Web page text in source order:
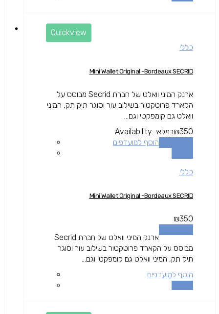
Quickview
כללי
Mini Wallet Original -Bordeaux SECRID
ארנק המיני וואלט של חברת Secrid מבוסס על
הקארד פרוטקטור בשילוב עור וסוגר תיק תק, המיני
וואלט גם קומפקטי וגם...
₪350
Availability: במלאי
הוסף למועדפים
כללי
Mini Wallet Original -Bordeaux SECRID
₪350
ארנק המיני וואלט של חברת Secrid
מבוסס על הקארד פרוטקטור בשילוב עור וסוגר
תיק תק, המיני וואלט גם קומפקטי וגם...
הוסף למועדפים